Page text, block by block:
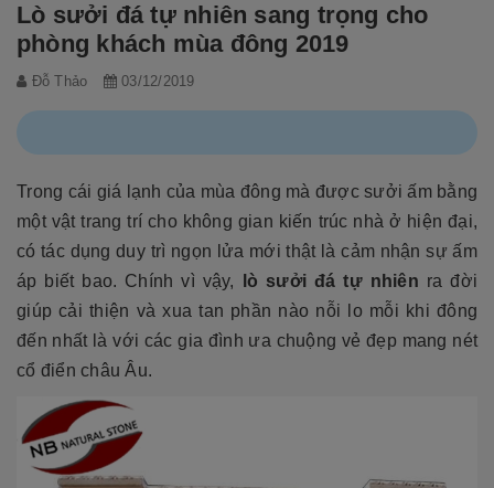
Lò sưởi đá tự nhiên sang trọng cho
phòng khách mùa đông 2019
Đỗ Thảo 03/12/2019
Trong cái giá lạnh của mùa đông mà được sưởi ấm bằng
một vật trang trí cho không gian kiến trúc nhà ở hiện đại,
có tác dụng duy trì ngọn lửa mới thật là cảm nhận sự ấm
áp biết bao. Chính vì vậy,
lò sưởi đá tự nhiên ra đời
giúp cải thiện và xua tan phần nào nỗi lo mỗi khi đông
đến nhất là với các gia đình ưa chuộng vẻ đẹp mang nét
cổ điển châu Âu.